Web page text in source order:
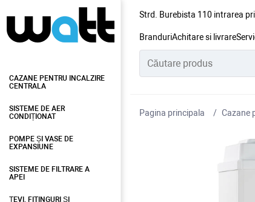
Strd. Burebista 110 intrarea
BranduriAchitare si livrare
CAZANE PENTRU INCALZIRE
CENTRALA
SISTEME DE AER
CONDIȚIONAT
POMPE ȘI VASE DE
EXPANSIUNE
SISTEME DE FILTRARE A
APEI
ȚEVI, FITINGURI ȘI
Pagina principala Cazane